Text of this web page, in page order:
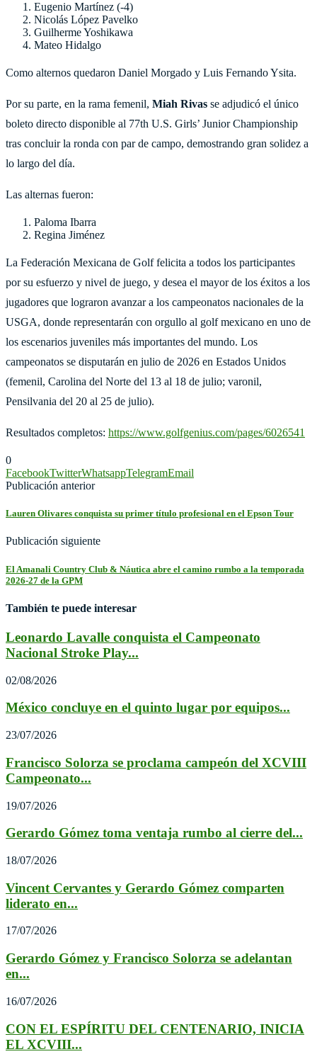
Eugenio Martínez (-4)
Nicolás López Pavelko
Guilherme Yoshikawa
Mateo Hidalgo
Como alternos quedaron Daniel Morgado y Luis Fernando Ysita.
Por su parte, en la rama femenil, Miah Rivas se adjudicó el único
boleto directo disponible al 77th U.S. Girls’ Junior Championship
tras concluir la ronda con par de campo, demostrando gran solidez a
lo largo del día.
Las alternas fueron:
Paloma Ibarra
Regina Jiménez
La Federación Mexicana de Golf felicita a todos los participantes
por su esfuerzo y nivel de juego, y desea el mayor de los éxitos a los
jugadores que lograron avanzar a los campeonatos nacionales de la
USGA, donde representarán con orgullo al golf mexicano en uno de
los escenarios juveniles más importantes del mundo. Los
campeonatos se disputarán en julio de 2026 en Estados Unidos
(femenil, Carolina del Norte del 13 al 18 de julio; varonil,
Pensilvania del 20 al 25 de julio).
Resultados completos: https://www.golfgenius.com/pages/6026541
0
FacebookTwitterWhatsappTelegramEmail
Publicación anterior
Lauren Olivares conquista su primer título profesional en el Epson Tour
Publicación siguiente
El Amanali Country Club & Náutica abre el camino rumbo a la temporada
2026-27 de la GPM
También te puede interesar
Leonardo Lavalle conquista el Campeonato
Nacional Stroke Play...
02/08/2026
México concluye en el quinto lugar por equipos...
23/07/2026
Francisco Solorza se proclama campeón del XCVIII
Campeonato...
19/07/2026
Gerardo Gómez toma ventaja rumbo al cierre del...
18/07/2026
Vincent Cervantes y Gerardo Gómez comparten
liderato en...
17/07/2026
Gerardo Gómez y Francisco Solorza se adelantan
en...
16/07/2026
CON EL ESPÍRITU DEL CENTENARIO, INICIA
EL XCVIII...